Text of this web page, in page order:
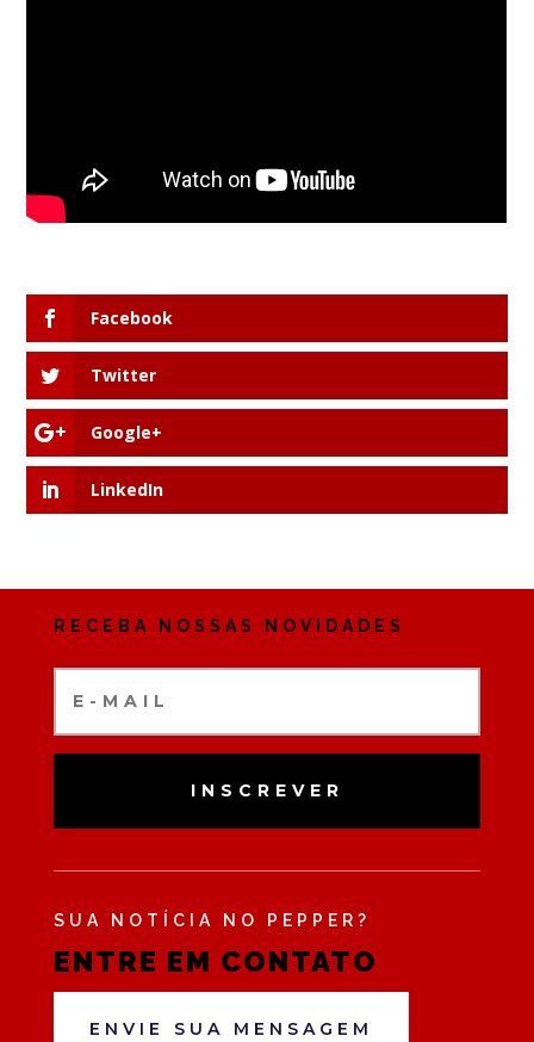
Facebook
Twitter
Google+
LinkedIn
RECEBA NOSSAS NOVIDADES
INSCREVER
SUA NOTÍCIA NO PEPPER?
ENTRE EM CONTATO
ENVIE SUA MENSAGEM